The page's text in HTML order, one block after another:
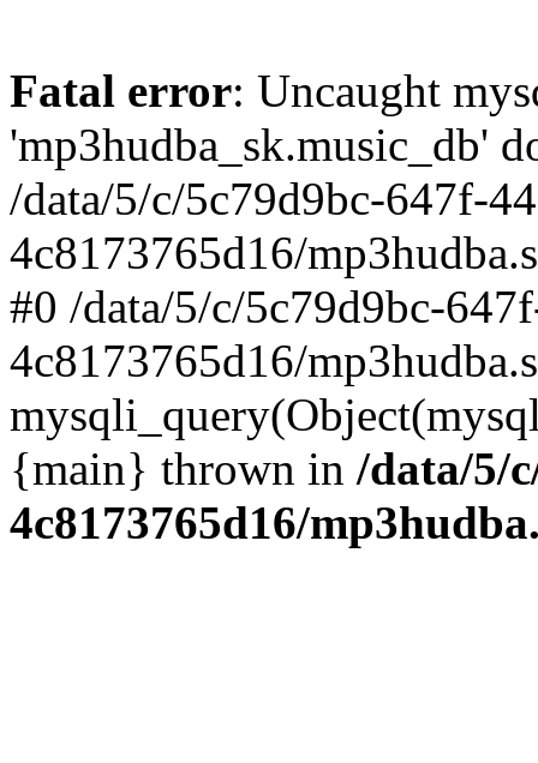
Fatal error: Uncaught
'mp3hudba_sk.music_db'
/data/5/c/5c79d9bc-647f-
4c8173765d16/
#0 /data/5/c/5c79d9bc-
4c8173765d16/
{main} thrown in /data/5/
4c8173765d16/